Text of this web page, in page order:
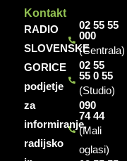
Kontakt
RADIO
SLOVENSKE
GORICE
podjetje
za
informiranje,
radijsko
02 55 55
000
(Centrala)
02 55
55 0 55
(Studio)
090
74 44
(Mali
oglasi)